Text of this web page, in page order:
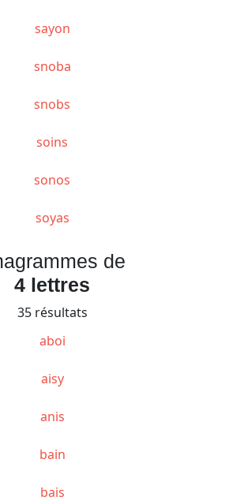
sayon
snoba
snobs
soins
sonos
soyas
de
4 lettres
35 résultats
aboi
aisy
anis
bain
bais